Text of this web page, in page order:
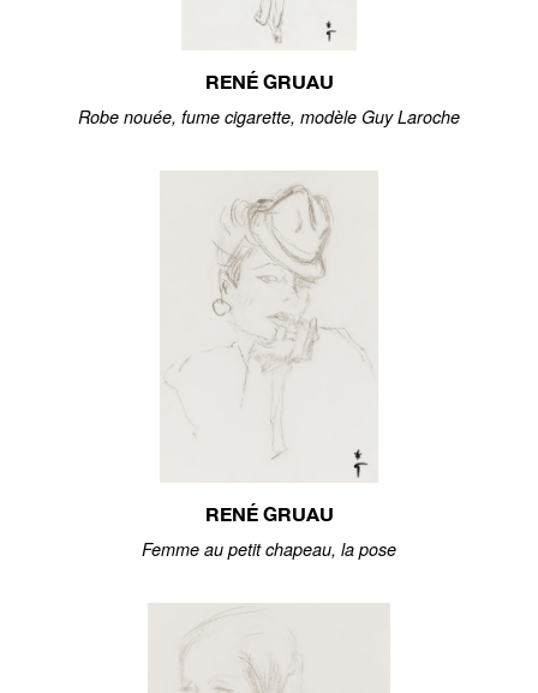
RENÉ GRUAU
Robe nouée, fume cigarette, modèle Guy Laroche
RENÉ GRUAU
Femme au petit chapeau, la pose